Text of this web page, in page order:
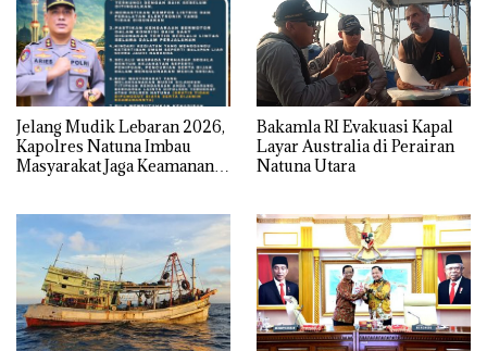
Jelang Mudik Lebaran 2026,
Kapolres Natuna Imbau
Masyarakat Jaga Keamanan
Bakamla RI Evakuasi Kapal
Layar Australia di Perairan
Natuna Utara